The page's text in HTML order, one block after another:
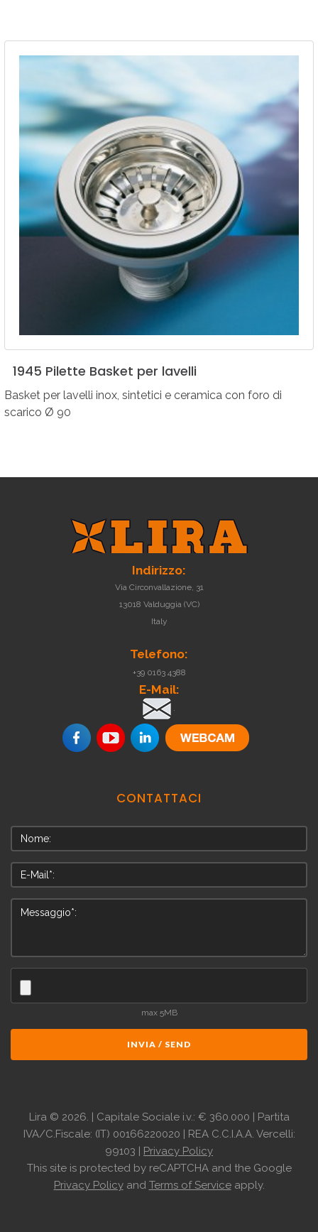
1945 Pilette Basket per lavelli
Basket per lavelli inox, sintetici e ceramica con foro di
scarico Ø 90
Indirizzo:
Via Circonvallazione, 31
13018 Valduggia (VC)
Italy
Telefono:
+39 0163 4388
E-Mail:
.
CONTATTACI
max 5MB
INVIA / SEND
Lira © 2026. | Capitale Sociale i.v.: € 360.000 | Partita
IVA/C.Fiscale: (IT) 00166220020 | REA C.C.I.A.A. Vercelli:
99103 | Privacy Policy
This site is protected by reCAPTCHA and the Google
Privacy Policyand Terms of Serviceapply.